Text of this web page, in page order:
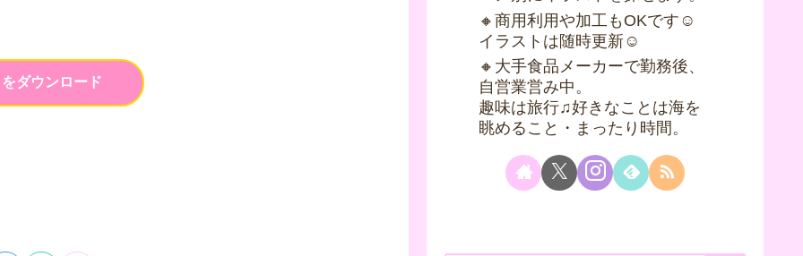
ダウンロード
🔸商用利用や加工もOKです☺
イラストは随時更新☺
🔸大手食品メーカーで勤務後、
自営業営み中。
趣味は旅行♫好きなことは海を
眺めること・まったり時間。